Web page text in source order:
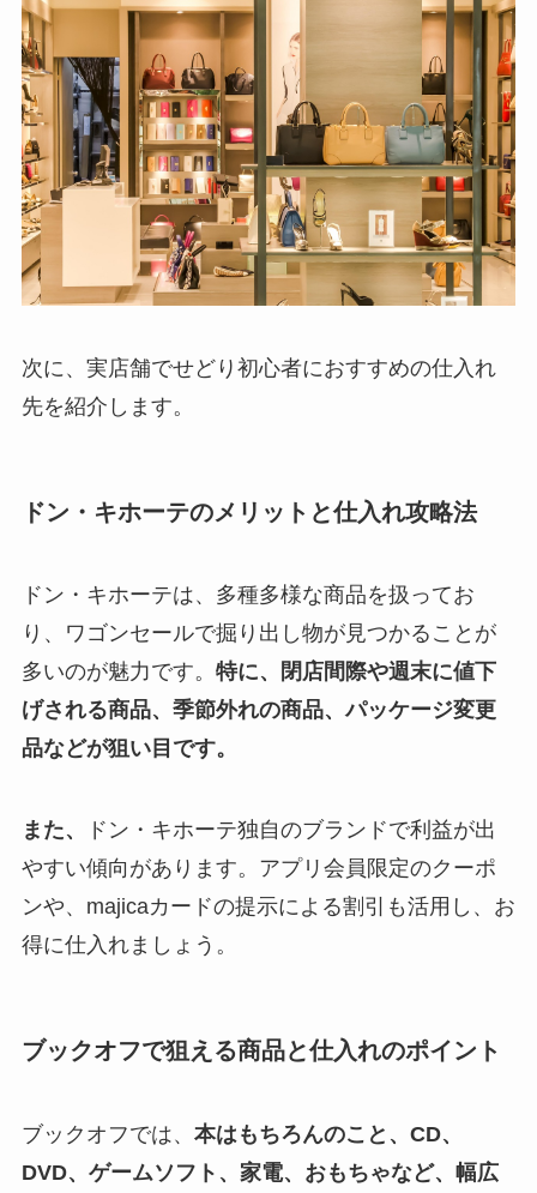
次に、実店舗でせどり初心者におすすめの仕入れ
先を紹介します。
ドン・キホーテのメリットと仕入れ攻略法
ドン・キホーテは、多種多様な商品を扱ってお
り、ワゴンセールで掘り出し物が見つかることが
多いのが魅力です。 特に、閉店間際や週末に値下
げされる商品、季節外れの商品、パッケージ変更
品などが狙い目です。
また、
ドン・キホーテ独自のブランドで利益が出
やすい傾向があります。アプリ会員限定のクーポ
ンや、majicaカードの提示による割引も活用し、お
得に仕入れましょう。
ブックオフで狙える商品と仕入れのポイント
ブックオフでは、 本はもちろんのこと、CD、
DVD、ゲームソフト、家電、おもちゃなど、幅広